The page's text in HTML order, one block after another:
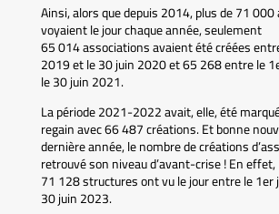
Ainsi, alors que depuis 2014, plus de 71
voyaient le jour chaque année, seulement
65 014 associations avaient été créées
2019 et le 30 juin 2020 et 65 268 entre le
le 30 juin 2021.
La période 2021-2022 avait, elle, été
regain avec 66 487 créations. Et bonne
dernière année, le nombre de créations
retrouvé son niveau d’avant-crise ! En effet,
71 128 structures ont vu le jour entre le
30 juin 2023.